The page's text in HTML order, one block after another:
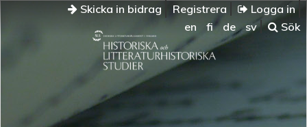
Skicka in bidrag Registrera
Logga in
en
fi de sv Sök